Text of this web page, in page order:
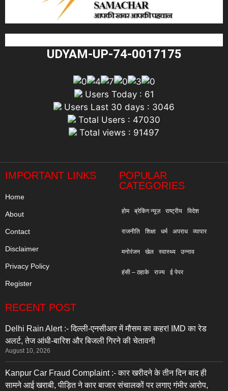
UDYAM-UP-74-0017175
Users Today : 61
Users Last 30 days : 3046
Total Users : 47030
Total views : 91497
IMPORTANT LINKS
Home
About
Contact
Disclaimer
Privacy Policy
Register
POPULAR
CATEGORIES
होम ब्रेकिंग न्यूज़ राष्ट्रीय विदेश
राजनीति शिक्षा धर्म अपराध व्यापार
मनोरंजन खेल स्वास्थ्य उन्नाव
हंसी – ठहाके राज्य ई पेपर
RECENT POST
Delhi Rain Alert :- दिल्ली-एनसीआर में मौसम का कहर! IMD का रेड
अलर्ट, तेज आंधी-बारिश और बिजली गिरने की चेतावनी
August 10, 2026
Kanpur Car Fraud Complaint :- कार खरीदने के तीन दिन बाद ही
सामने आई खराबी, पीड़ित ने कार बाजार संचालकों पर लगाए गंभीर आरोप,